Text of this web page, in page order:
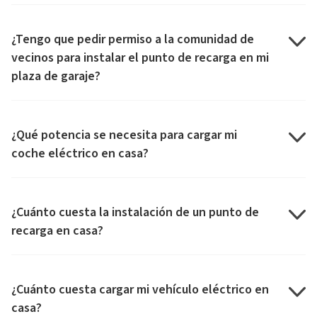
¿Tengo que pedir permiso a la comunidad de
vecinos para instalar el punto de recarga en mi
plaza de garaje?
¿Qué potencia se necesita para cargar mi
coche eléctrico en casa?
¿Cuánto cuesta la instalación de un punto de
recarga en casa?
¿Cuánto cuesta cargar mi vehículo eléctrico en
casa?